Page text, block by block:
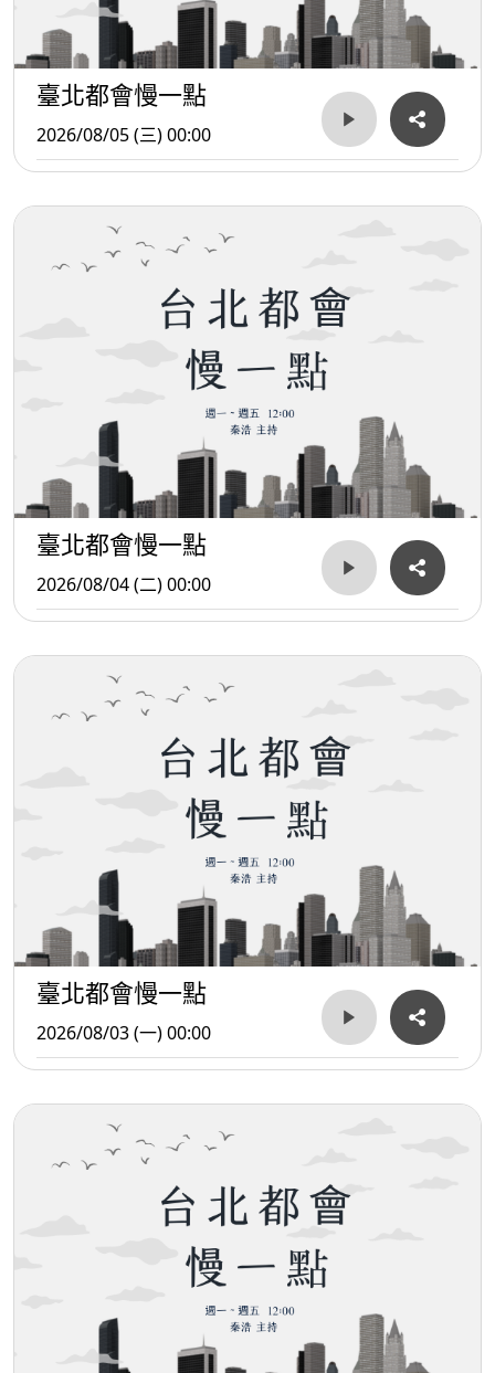
臺北都會慢一點
2026/08/05 (三) 00:00
臺北都會慢一點
2026/08/04 (二) 00:00
臺北都會慢一點
2026/08/03 (一) 00:00